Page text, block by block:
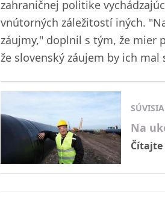
zahraničnej politike
vnútorných záležitostí iných.
záujmy," doplnil s tým, že mier
že slovenský záujem by ich mal
Na
Čítajte